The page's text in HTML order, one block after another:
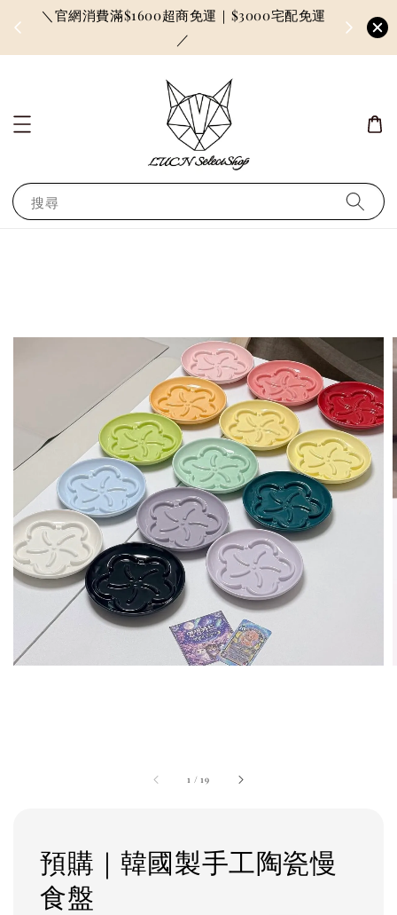
＼官網消費滿$1600超商免運｜$3000宅配免運
／
因訂單
搜尋
1 /19
預購｜韓國製手工陶瓷慢
食盤